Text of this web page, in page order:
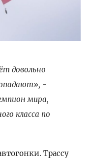
довольно
-
мира,
класса по
Трассу